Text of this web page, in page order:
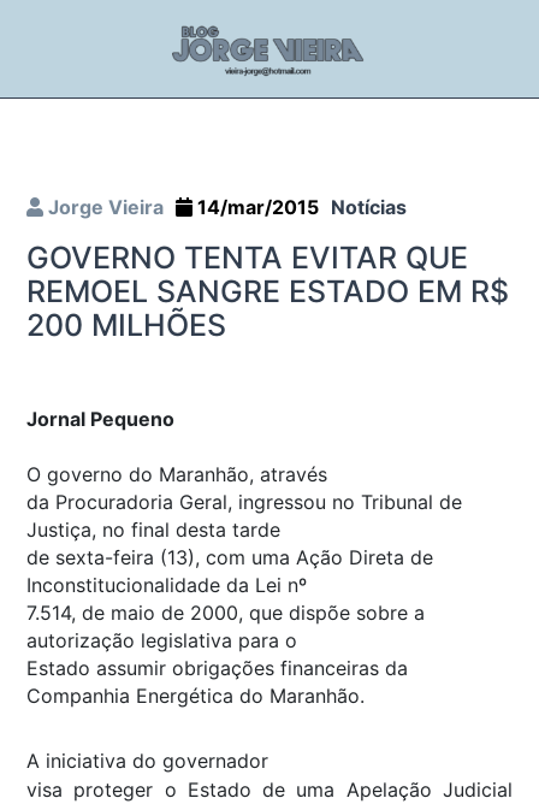
Jorge Vieira 14/mar/2015 Notícias
GOVERNO TENTA EVITAR QUE
REMOEL SANGRE ESTADO EM R$
200 MILHÕES
Jornal Pequeno
O governo do Maranhão, através
da Procuradoria Geral, ingressou no Tribunal de
Justiça, no final desta tarde
de sexta-feira (13), com uma Ação Direta de
Inconstitucionalidade da Lei nº
7.514, de maio de 2000, que dispõe sobre a
autorização legislativa para o
Estado assumir obrigações financeiras da
Companhia Energética do Maranhão.
A iniciativa do governador
visa proteger o Estado de uma Apelação Judicial